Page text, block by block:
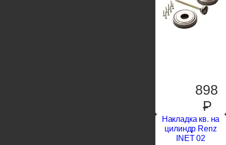
898
P
Накладка кв. на
цилиндр Renz
INET 02